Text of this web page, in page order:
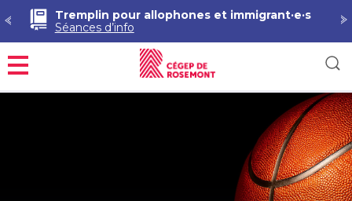
Tremplin pour allophones et immigrant·e·s
Séances d’info
Menu